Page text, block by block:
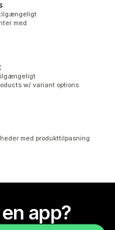
med
w/ variant options
med produkttilpasning
app?